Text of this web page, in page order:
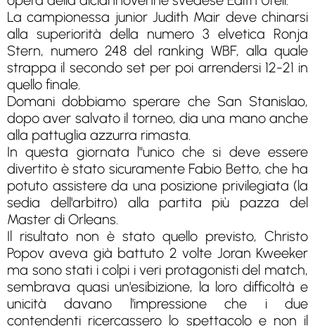
La campionessa junior Judith Mair deve chinarsi
alla superiorità della numero 3 elvetica Ronja
Stern, numero 248 del ranking WBF, alla quale
strappa il secondo set per poi arrendersi 12-21 in
quello finale.
Domani dobbiamo sperare che San Stanislao,
dopo aver salvato il torneo, dia una mano anche
alla pattuglia azzurra rimasta.
In questa giornata l"unico che si deve essere
divertito è stato sicuramente Fabio Betto, che ha
potuto assistere da una posizione privilegiata (la
sedia dell'arbitro) alla partita più pazza del
Master di Orleans.
Il risultato non è stato quello previsto, Christo
Popov aveva già battuto 2 volte Joran Kweeker
ma sono stati i colpi i veri protagonisti del match,
sembrava quasi un'esibizione, la loro difficoltà e
unicità davano l'impressione che i due
contendenti ricercassero lo spettacolo e non il